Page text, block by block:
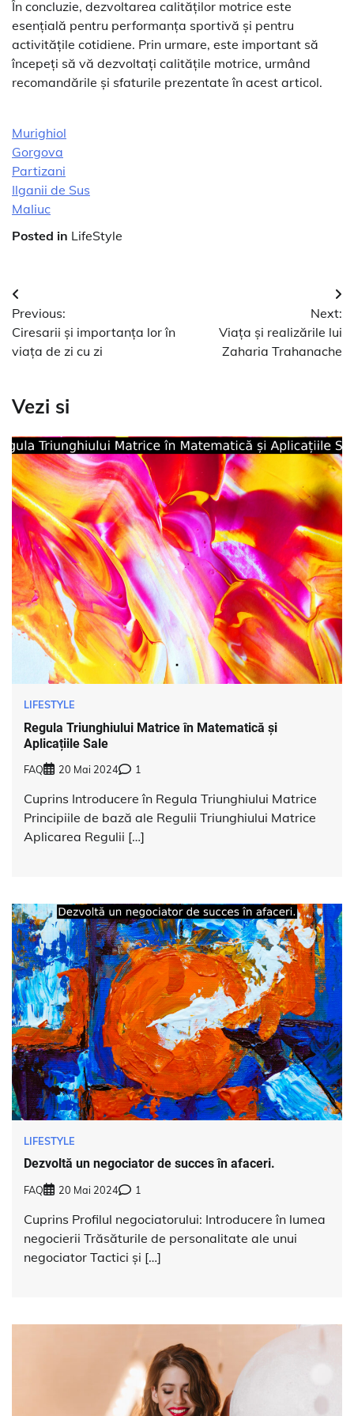
În concluzie, dezvoltarea calităților motrice este
esențială pentru performanța sportivă și pentru
activitățile cotidiene. Prin urmare, este important să
începeți să vă dezvoltați calitățile motrice, urmând
recomandările și sfaturile prezentate în acest articol.
Murighiol
Gorgova
Partizani
Ilganii de Sus
Maliuc
Posted in LifeStyle
Navigare
în
articole
Previous:
Ciresarii și importanța lor în
viața de zi cu zi
Next:
Viața și realizările lui
Zaharia Trahanache
Vezi si
LIFESTYLE
Regula Triunghiului Matrice în Matematică și
Aplicațiile Sale
FAQ 20 Mai 2024 1
Cuprins Introducere în Regula Triunghiului Matrice
Principiile de bază ale Regulii Triunghiului Matrice
Aplicarea Regulii […]
LIFESTYLE
Dezvoltă un negociator de succes în afaceri.
FAQ 20 Mai 2024 1
Cuprins Profilul negociatorului: Introducere în lumea
negocierii Trăsăturile de personalitate ale unui
negociator Tactici și […]